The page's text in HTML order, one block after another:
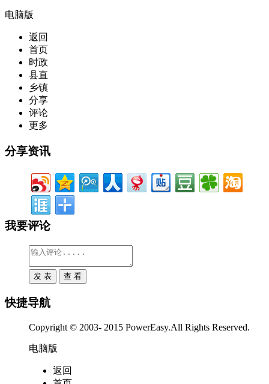
电脑版
返回
首页
时政
县直
乡镇
分享
评论
更多
分享资讯
我要评论
快捷导航
Copyright © 2003- 2015 PowerEasy.All Rights Reserved.
电脑版
返回